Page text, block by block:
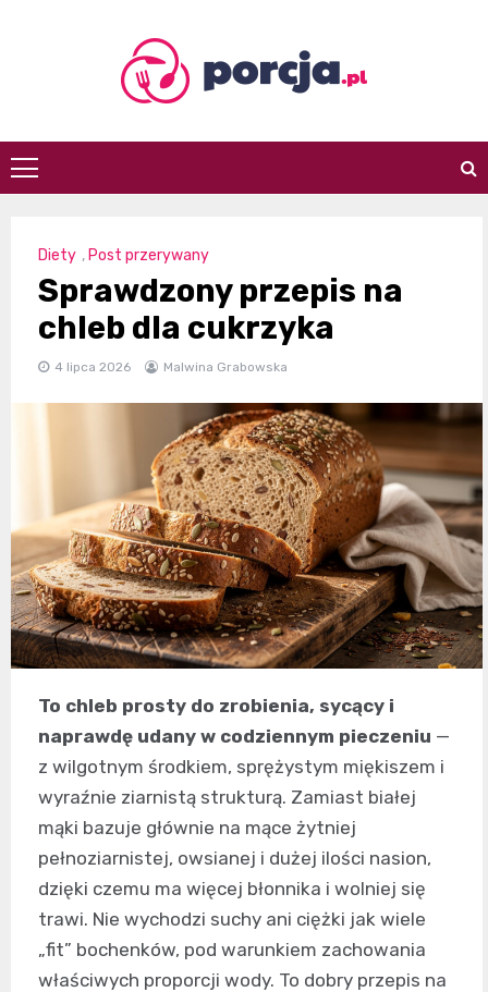
porcja.pl
Diety , Post przerywany
Sprawdzony przepis na
chleb dla cukrzyka
4 lipca 2026 Malwina Grabowska
To chleb prosty do zrobienia, sycący i
naprawdę udany w codziennym pieczeniu —
z wilgotnym środkiem, sprężystym miękiszem i
wyraźnie ziarnistą strukturą. Zamiast białej
mąki bazuje głównie na mące żytniej
pełnoziarnistej, owsianej i dużej ilości nasion,
dzięki czemu ma więcej błonnika i wolniej się
trawi. Nie wychodzi suchy ani ciężki jak wiele
„fit” bochenków, pod warunkiem zachowania
właściwych proporcji wody. To dobry przepis na